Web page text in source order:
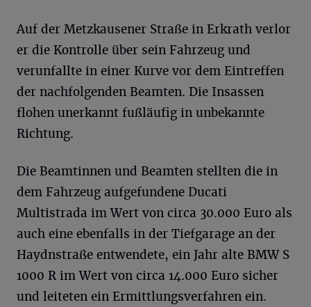
Auf der Metzkausener Straße in Erkrath verlor
er die Kontrolle über sein Fahrzeug und
verunfallte in einer Kurve vor dem Eintreffen
der nachfolgenden Beamten. Die Insassen
flohen unerkannt fußläufig in unbekannte
Richtung.
Die Beamtinnen und Beamten stellten die in
dem Fahrzeug aufgefundene Ducati
Multistrada im Wert von circa 30.000 Euro als
auch eine ebenfalls in der Tiefgarage an der
Haydnstraße entwendete, ein Jahr alte BMW S
1000 R im Wert von circa 14.000 Euro sicher
und leiteten ein Ermittlungsverfahren ein.